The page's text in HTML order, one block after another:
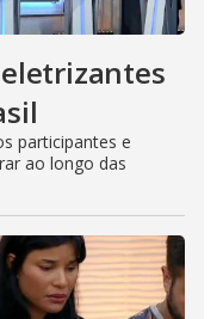
participantes e
ao longo das